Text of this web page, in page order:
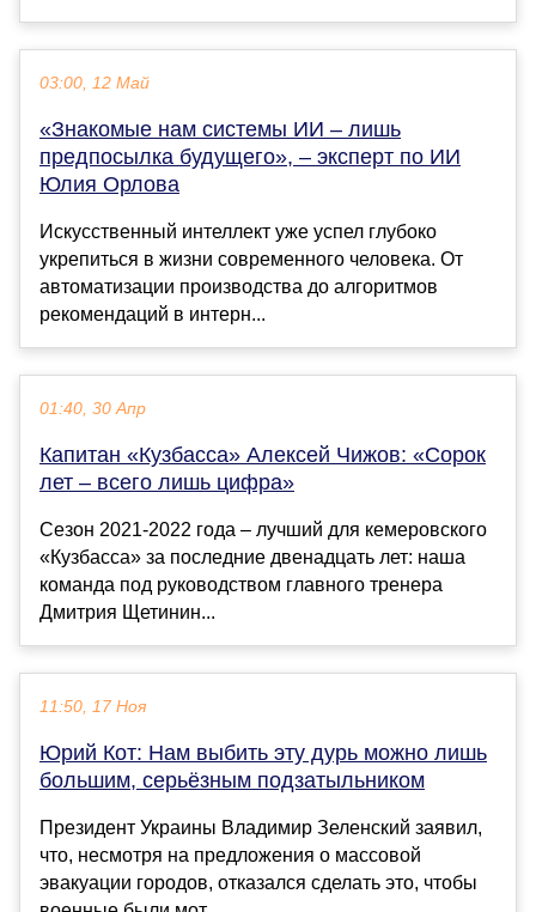
03:00, 12 Май
«Знакомые нам системы ИИ – лишь
предпосылка будущего», – эксперт по ИИ
Юлия Орлова
Искусственный интеллект уже успел глубоко
укрепиться в жизни современного человека. От
автоматизации производства до алгоритмов
рекомендаций в интерн...
01:40, 30 Апр
Капитан «Кузбасса» Алексей Чижов: «Сорок
лет – всего лишь цифра»
Сезон 2021-2022 года – лучший для кемеровского
«Кузбасса» за последние двенадцать лет: наша
команда под руководством главного тренера
Дмитрия Щетинин...
11:50, 17 Ноя
Юрий Кот: Нам выбить эту дурь можно лишь
большим, серьёзным подзатыльником
Президент Украины Владимир Зеленский заявил,
что, несмотря на предложения о массовой
эвакуации городов, отказался сделать это, чтобы